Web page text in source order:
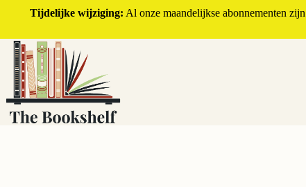
Tijdelijke wijziging: Al onze maandelijkse abonnementen